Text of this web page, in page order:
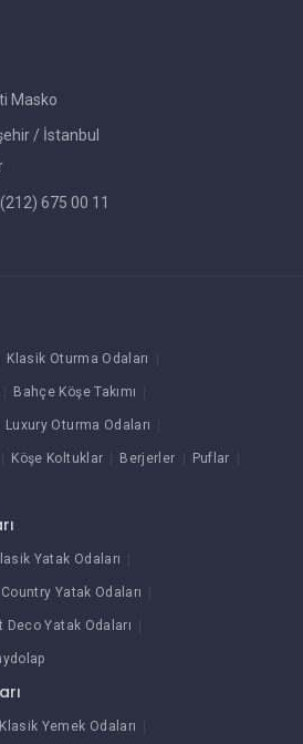
Masko
/ İstanbul
675 00 11
Klasik Oturma Odaları
Bahçe Köşe Takımı
Luxury Oturma Odaları
Köşe Koltuklar Berjerler Puflar
Yatak Odaları
Country Yatak Odaları
Deco Yatak Odaları
Klasik Yemek Odaları